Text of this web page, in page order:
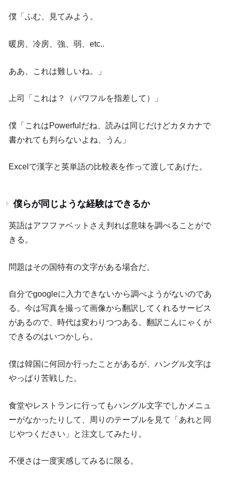
僕「ふむ、見てみよう。
暖房、冷房、強、弱、etc..
ああ、これは難しいね。」
上司「これは？（パワフルを指差して）」
僕「これはPowerfulだね、読みは同じだけどカタカナで
書かれても判らないよね、うん」
Excelで漢字と英単語の比較表を作って渡してあげた。
僕らが同じような経験はできるか
英語はアフファベットさえ判れば意味を調べることがで
きる。
問題はその国特有の文字がある場合だ。
自分でgoogleに入力できないから調べようがないのであ
る。今は写真を撮って画像から翻訳してくれるサービス
があるので、時代は変わりつつある。翻訳こんにゃくが
できるのはいつかしら。
僕は韓国に何回か行ったことがあるが、ハングル文字は
やっぱり苦戦した。
食堂やレストランに行ってもハングル文字でしかメニュ
ーがなかったりして、周りのテーブルを見て「あれと同
じやつください」と注文してみたり。
不便さは一度実感してみるに限る。